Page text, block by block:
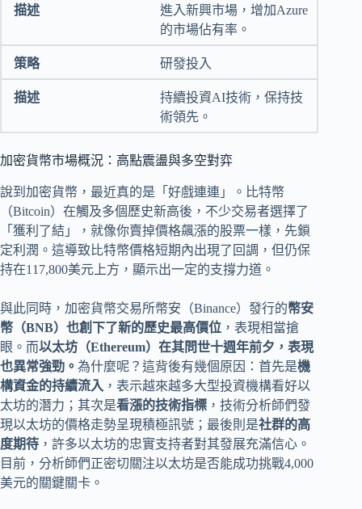
進入新興市場，增加Azure
的市場佔有率。
研發投入
持續投資AI技術，保持技
術領先。
加密貨幣市場概況：高點震盪與多空對弈
說到加密貨幣，最近真的是「好戲連連」。比特幣
（Bitcoin）在觸及多個歷史新高後，不少交易者選擇了
「獲利了結」，就像你賣掉價格飆漲的股票一樣，先鎖
定利潤。這導致比特幣價格短期內出現了回調，但仍保
持在117,800美元上方，顯示出一定的支撐力道。
與此同時，加密貨幣交易所幣安（Binance）發行的幣安
幣（BNB）也創下了新的歷史最高價位 ，表現相當搶
眼。而以太坊（Ethereum）在其問世十週年前夕，表現
也異常強勁。 為什麼呢？這背後有幾個原因：首先是機
構資金的持續流入 ，表示越來越多大型投資機構看好以
太坊的潛力；其次是看漲的技術指標 ，技術分析師們發
現以太坊的價格走勢呈現積極訊號；最後則是社群的高
度期待 ，許多以太坊的忠實支持者對其發展充滿信心。
目前，分析師們正密切關注以太坊是否能成功挑戰4,000
美元的關鍵關卡。